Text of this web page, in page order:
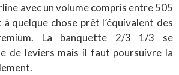
avec un volume compris entre 505
quelque chose prêt l’équivalent des
La banquette 2/3 1/3 se
de leviers mais il faut poursuivre la